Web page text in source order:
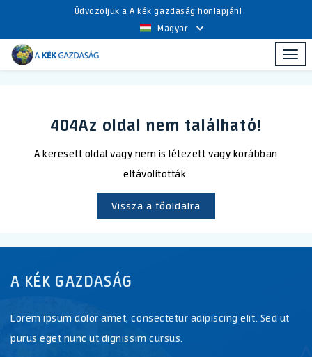
Üdvözöljük a A kék gazdaság honlapján!
Magyar
404Az oldal nem található!
A keresett oldal vagy nem is létezett vagy korábban
eltávolították.
Vissza a főoldalra
A KÉK GAZDASÁG
Lorem ipsum dolor amet, consectetur adipiscing elit. Sed ut
purus eget nunc ut dignissim cursus.